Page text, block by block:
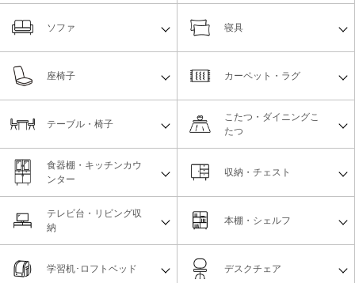
ソファ 寝具
座椅子 カーペット・ラグ
テーブル・椅子
こたつ・ダイニングこ
たつ
食器棚・キッチンカウ
ンター
収納・チェスト
テレビ台・リビング収
納
本棚・シェルフ
学習机･ロフトベッド デスクチェア